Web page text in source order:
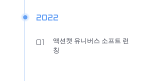
2022
01
​액션캣 유니버스 소프트 런
칭